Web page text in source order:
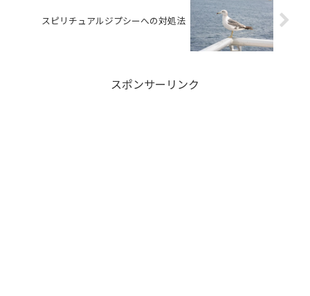
スピリチュアルジプシーへの対処法
スポンサーリンク